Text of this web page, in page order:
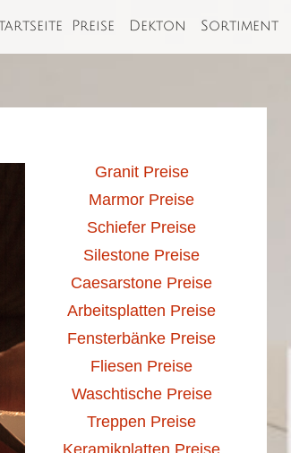
Preise Dekton Sortiment
Granit Preise
Marmor Preise
Schiefer Preise
Silestone Preise
Caesarstone Preise
Arbeitsplatten Preise
Fensterbänke Preise
Fliesen Preise
Waschtische Preise
Treppen Preise
Keramikplatten Preise